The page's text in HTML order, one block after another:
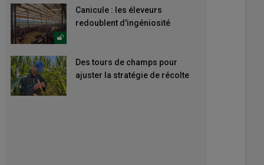
Canicule : les éleveurs
redoublent d'ingéniosité
Des tours de champs pour
ajuster la stratégie de récolte